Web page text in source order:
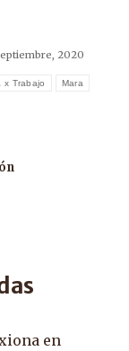
2020
x Trabajo Mara
en